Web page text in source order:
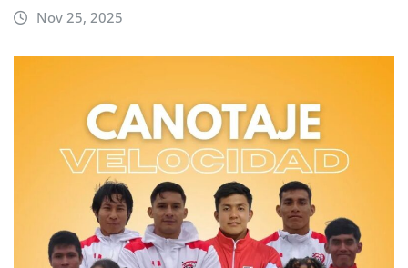
Nov 25, 2025